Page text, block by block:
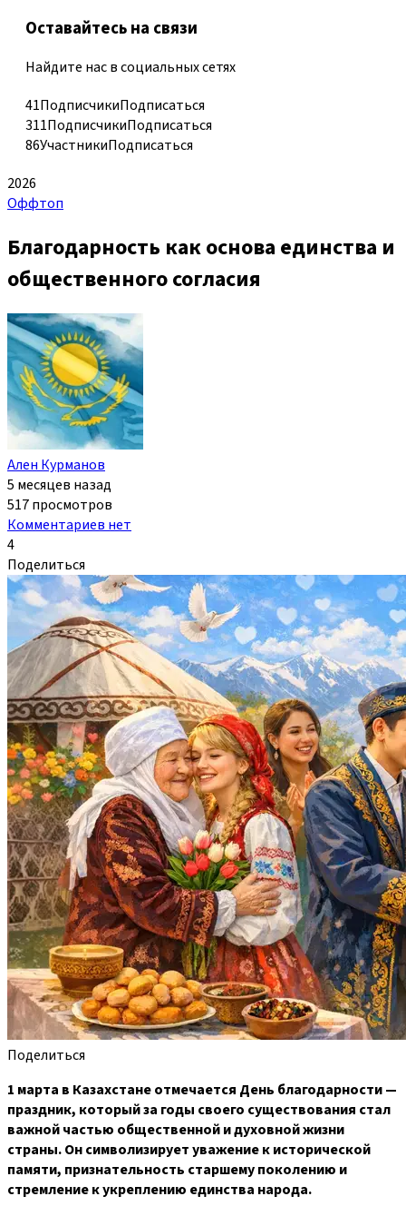
Оставайтесь на связи
Найдите нас в социальных сетях
41ПодписчикиПодписаться
311ПодписчикиПодписаться
86УчастникиПодписаться
2026
Оффтоп
Благодарность как основа единства и
общественного согласия
Ален Курманов
5 месяцев назад
517 просмотров
Комментариев нет
4
Поделиться
Поделиться
1 марта в Казахстане отмечается День благодарности —
праздник, который за годы своего существования стал
важной частью общественной и духовной жизни
страны. Он символизирует уважение к исторической
памяти, признательность старшему поколению и
стремление к укреплению единства народа.